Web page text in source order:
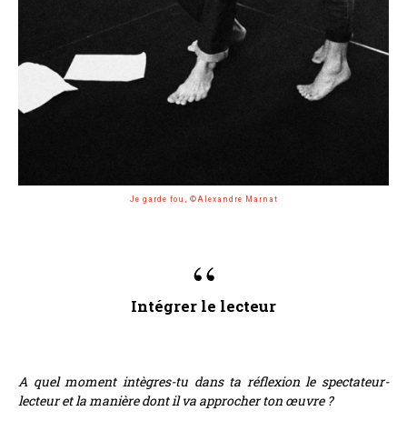
Je garde fou, ©Alexandre Marnat
Intégrer le lecteur
A quel moment intègres-tu dans ta réflexion le spectateur-
lecteur et la manière dont il va approcher ton œuvre ?